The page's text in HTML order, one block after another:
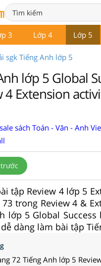
3 Lớp 4 Lớp 5
sgk Tiếng Anh lớp 5
lớp 5 Global
4 Extension
sách Toán - Văn - Anh
tập Review 4 lớp 5
trong Review 4 &
lớp 5 Global
dàng làm bài tập
72 Tiếng Anh lớp 5